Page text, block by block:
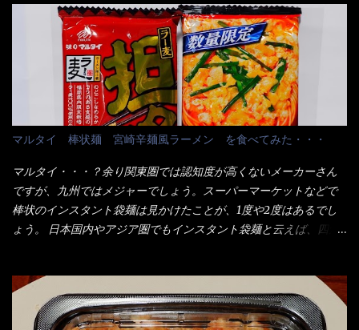
1280円と云った感じです。 で私は幾らで、メガドンキでゲットし
たかって？ それは非常に言いづらい・・・色々と各方面へ忖度し
て、激安だったとだけ申し上げましょう。 早速1袋を大釜で茹で～
ハイ、約15分ほど茹で上げた状態です。 当家には、高齢者がいる
ので少し柔らかく・・・ 茹で上がった饂飩は、お店の饂飩に比べ
＜細い＞です。 どちらかと云えば、稲庭饂飩的な太さですね。 さ
てこれを、どの様に食べるか？ 長葱無かったので、玉葱を刻んで
八王子ラーメン風月見つけうどん！ 冷やし釜あげうどん～です。
ラーメン丼に、冷水を軽く張って饂飩を盛り付け、お椀に昆布出
汁つゆと長葱に山葵です。 これでツルツル～と頂きました。 良い
じゃないか～...
当している。 まずはこれを見て欲しい！ カウンターに置かれた＜
お皿＞である。 直ぐに気づいたでしょう！ 何かキャベツが山じ
ゃないか！？ ハイ、山です。 これが標準なのです。 普通のとん
かつ屋のキャベツと比べたら、10人前ほどあるか？ 値段的には、
メイン（主流は1,000超）＋定食セット350円程と値段的には、そ
れ程では安い訳でも無いが、客足が絶えない人気店である。 そん
なメニューのなかで、リーズナブルで頂ける＜映え＞るメニュー
が＜カツカレー＞だ！ これです。 当時1,000円税込だった
が・・・今も変わらないと思うけど・・・ これが出てくると、カ
ウンター中からOH～と声が飛ぶ！ 写真は、キャベツ少なめでお願
いしています。 皿のサイズは、直径30cmほどあります。 そこに
ドカ盛のキャベツと御飯にカレーがかかっています。 カレーは辛
ンとした厚さのあるトンカツです。 それも揚げたての熱々です。
これを難なく完食出来なければ、漢では無い！と云っても過言で
はないだろう。 この他も、兎に角ボリューム満点で＜薄カツ＞と
マルタイ 棒状麺 宮崎辛麺風ラーメン を食べてみた・・・
マルタイ・・・？余り関東圏では認知度が高くないメーカーさん
ですが、九州ではメジャーでしょう。スーパーマーケットなどで
棒状のインスタント袋麺は見かけたことが、1度や2度はあるでし
ょう。 日本国内やアジア圏でもインスタント袋麺と云えば、四角
イ棒状ラーメンを、OKストアで見かけ思わず手に取って買い物篭
へ 坦々まぜそばと＜数量限定＞宮崎辛麺風ラーメン オーッといき
なり私の胃袋をグサッと・・・・ 棒状インスタントラーメンの